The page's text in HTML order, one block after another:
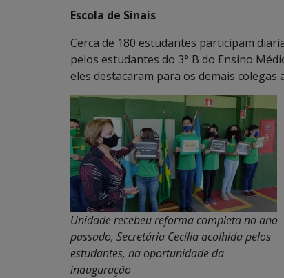
Escola de Sinais
Cerca de 180 estudantes participam
pelos estudantes do 3° B do Ensino
eles destacaram para os demais colegas
Unidade recebeu reforma completa no ano
passado, Secretária Cecília acolhida pelos
estudantes, na oportunidade da
inauguração